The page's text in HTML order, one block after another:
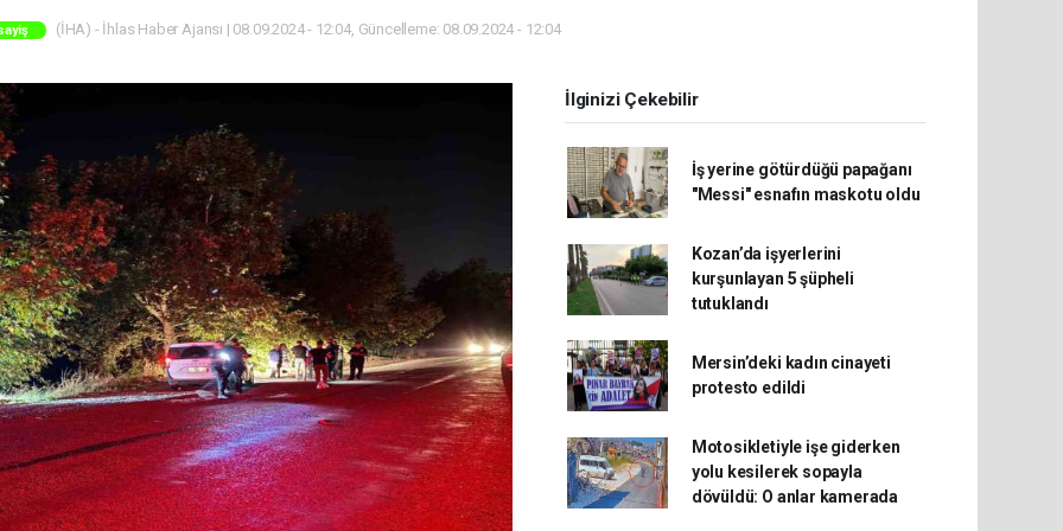
(İHA) - İhlas Haber Ajansı | 08.09.2024 - 12:04, Güncelleme: 08.09.2024 - 12:04
İlginizi Çekebilir
İş yerine götürdüğü papağanı
"Messi" esnafın maskotu oldu
Kozan’da işyerlerini
kurşunlayan 5 şüpheli
tutuklandı
Mersin’deki kadın cinayeti
protesto edildi
Motosikletiyle işe giderken
yolu kesilerek sopayla
dövüldü: O anlar kamerada